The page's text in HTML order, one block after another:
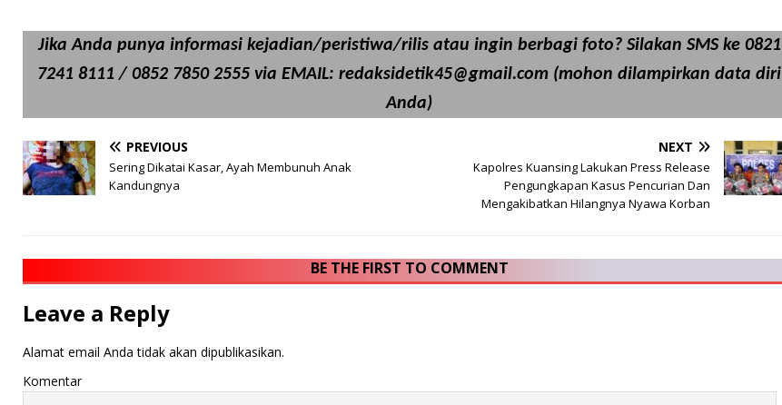
Jika Anda punya informasi kejadian/peristiwa/rilis atau ingin berbagi foto? Silakan SMS ke 0821
7241 8111 / 0852 7850 2555 via EMAIL: redaksidetik45@gmail.com (mohon dilampirkan data diri
Anda)
PREVIOUS
Sering Dikatai Kasar, Ayah Membunuh Anak
Kandungnya
NEXT
Kapolres Kuansing Lakukan Press Release
Pengungkapan Kasus Pencurian Dan
Mengakibatkan Hilangnya Nyawa Korban
BE THE FIRST TO COMMENT
Leave a Reply
Alamat email Anda tidak akan dipublikasikan.
Komentar